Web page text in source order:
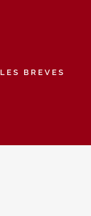
LES BREVES